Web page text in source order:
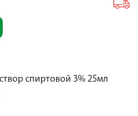
спиртовой 3% 25мл